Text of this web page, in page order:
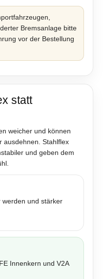
Bremsanlage bitte
vor der Bestellung
statt
weicher und können
ausdehnen. Stahlflex
und geben dem
werden und stärker
Innenkern und V2A